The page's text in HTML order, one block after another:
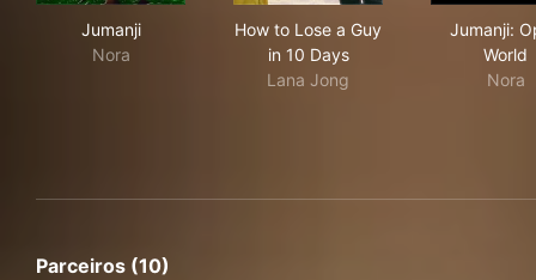
Jumanji
Nora
How to Lose a Guy
in 10 Days
Lana Jong
Jumanji:
World
Nora
Parceiros (10)